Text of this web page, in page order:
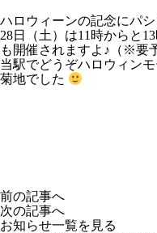
ハロウィーンの記念にパシ
28日（土）は11時からと
も開催されますよ♪（※要
当駅でどうぞハロウィン
菊地でした
前の記事へ
次の記事へ
お知らせ一覧を見る